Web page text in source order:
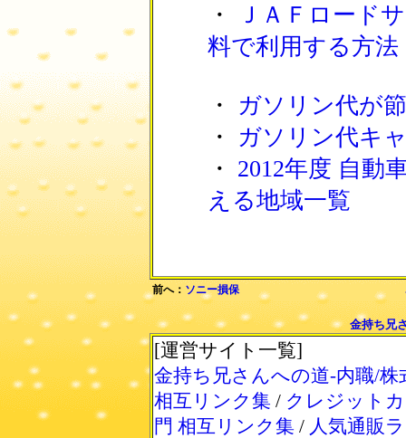
・
ＪＡＦロード
料で利用する方法
・
ガソリン代が
・
ガソリン代キ
・ 2012年度 自動
える地域一覧
前へ： ソニー損保
金持ち兄
[運営サイト一覧]
金持ち兄さんへの道-内職/株
相互リンク集 / クレジット
門 相互リンク集 / 人気通販